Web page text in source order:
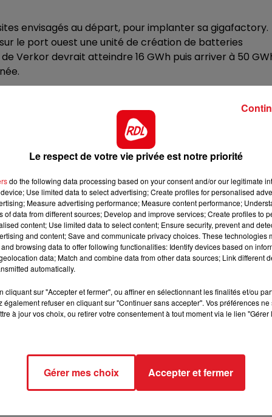
DEBOUT C'EST L'HEURE
envisagés au départ, pour implanter sa gigafactory.
le port ouest une unité de création de batteries
Verkor devrait atteindre 16 GWh puis arriver à 50
à l’horizon 2025. Les premiers travaux de
l’année prochaine. Un projet à 2.5 milliard d’euros,
indirects, avec la volonté d’arriver rapidement à
en termes de terrain, de logistique, de capacité
main-d'œuvre qualifiée et d'expansion
France : «L’implantation de Verkor à Dunkerque est
à Dunkerque, c’est la création d’une véritable
française en production automobile, les Hauts-
attractivité sur le marché en croissance du véhicule
de la 1ère gigafactory de cellules de batteries bas
la batterie » Dunkerque-Douvrin-Douai. »
de cette arrivée, pour le territoire.« L’annonce de
à Dunkerque est une énorme victoire économique !
les habitants de la Communauté urbaine pourront
» Cette annonce conforte ainsi notre
industrielle, elle conforte également l’esprit
»
Le respect de votre vie privée est notre priorité
do the following data processing based on your consent and/or our legitimate
Use limited data to select advertising; Create profiles for personalised
Measure advertising performance; Measure content performance;
of data from different sources; Develop and improve services; Create profiles to
content; Use limited data to select content; Ensure security, prevent and
and content; Save and communicate privacy choices. These technologies
browsing data to offer following functionalities: Identify devices based on
data; Match and combine data from other data sources; Link different
automatically.
cliquant sur "Accepter et fermer", ou affiner en sélectionnant les finalités et/ou
également refuser en cliquant sur "Continuer sans accepter". Vos préférences
à jour vos choix, ou retirer votre consentement à tout moment via le lien
Gérer mes choix Accepter et fermer